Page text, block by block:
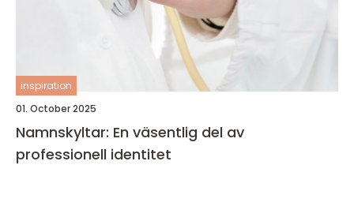
inspiration
01. October 2025
Namnskyltar: En väsentlig del av
professionell identitet